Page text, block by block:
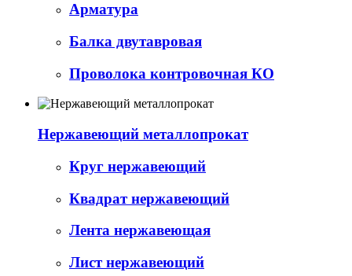
Арматура
Балка двутавровая
Проволока контровочная КО
Нержавеющий металлопрокат
Круг нержавеющий
Квадрат нержавеющий
Лента нержавеющая
Лист нержавеющий